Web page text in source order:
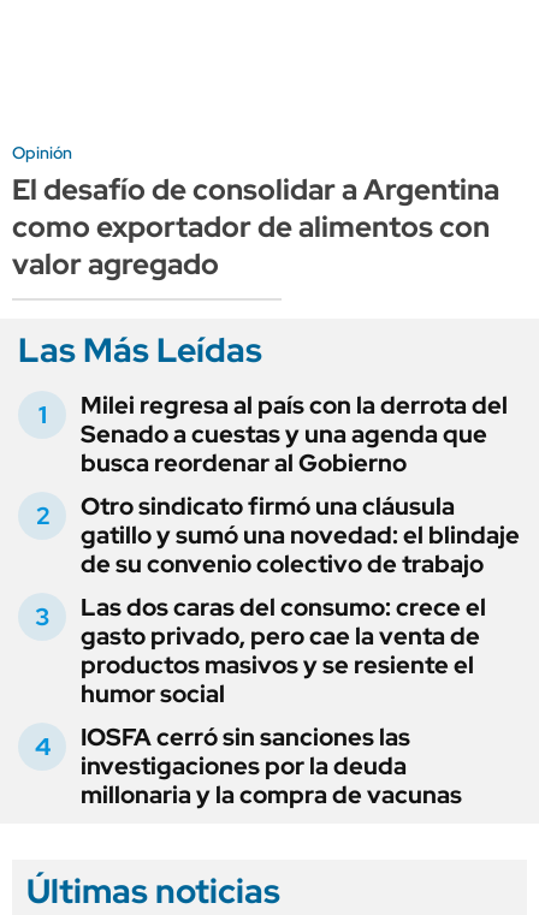
Opinión
El desafío de consolidar a Argentina
como exportador de alimentos con
valor agregado
Las Más Leídas
Milei regresa al país con la derrota del
Senado a cuestas y una agenda que
busca reordenar al Gobierno
Otro sindicato firmó una cláusula
gatillo y sumó una novedad: el blindaje
de su convenio colectivo de trabajo
Las dos caras del consumo: crece el
gasto privado, pero cae la venta de
productos masivos y se resiente el
humor social
IOSFA cerró sin sanciones las
investigaciones por la deuda
millonaria y la compra de vacunas
Últimas noticias